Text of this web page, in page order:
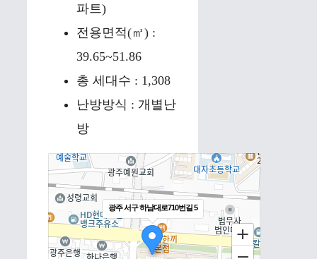
파트)
전용면적(㎡) :
39.65~51.86
총 세대수 : 1,308
난방방식 : 개별난
방
광주 서구 하남대로710번길 5